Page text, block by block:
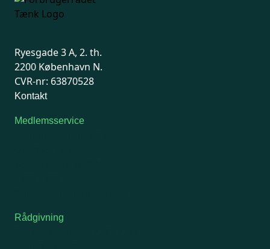
Ryesgade 3 A, 2. th.
2200 København N.
CVR-nr: 63870528
Kontakt
Medlemsservice
Rådgivning